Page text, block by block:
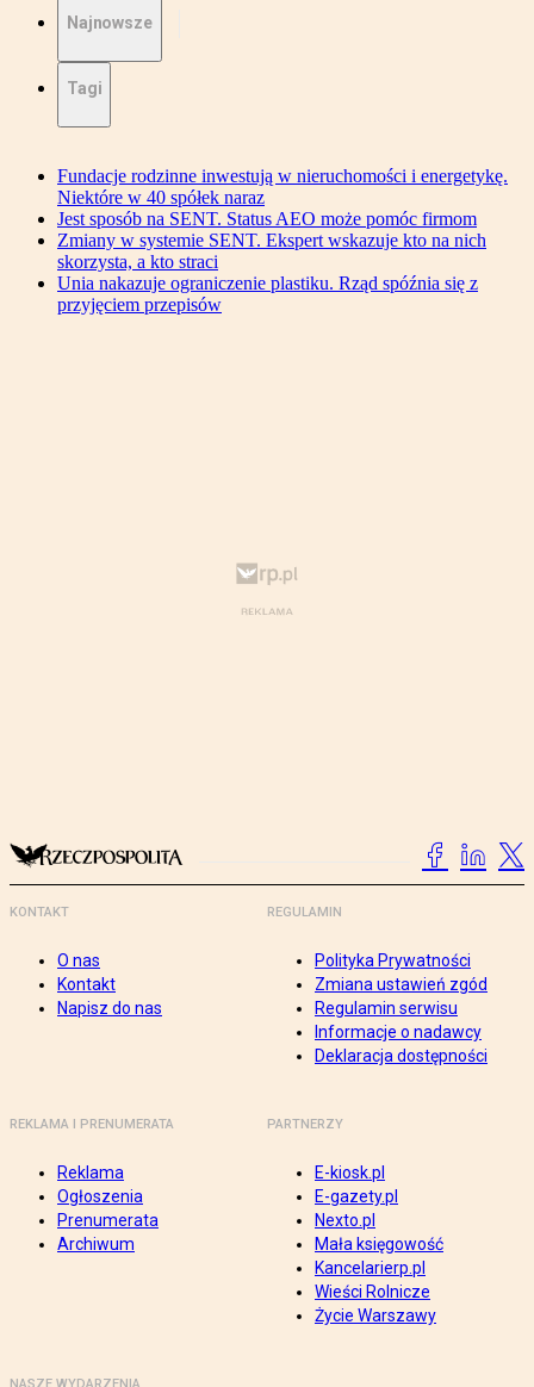
Najnowsze
Tagi
Fundacje rodzinne inwestują w nieruchomości i energetykę.
Niektóre w 40 spółek naraz
Jest sposób na SENT. Status AEO może pomóc firmom
Zmiany w systemie SENT. Ekspert wskazuje kto na nich
skorzysta, a kto straci
Unia nakazuje ograniczenie plastiku. Rząd spóźnia się z
przyjęciem przepisów
KONTAKT
O nas
Kontakt
Napisz do nas
REGULAMIN
Polityka Prywatności
Zmiana ustawień zgód
Regulamin serwisu
Informacje o nadawcy
Deklaracja dostępności
REKLAMA I PRENUMERATA
Reklama
Ogłoszenia
Prenumerata
Archiwum
PARTNERZY
E-kiosk.pl
E-gazety.pl
Nexto.pl
Mała księgowość
Kancelarierp.pl
Wieści Rolnicze
Życie Warszawy